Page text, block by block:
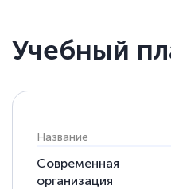
быстро ответили,
Обучение
прохождения
каком этапе…
Учебный
Название
Современная
организация